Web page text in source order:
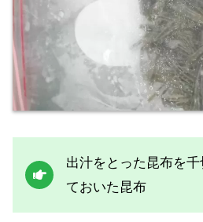
出汁をとった昆布を
ておいた昆布